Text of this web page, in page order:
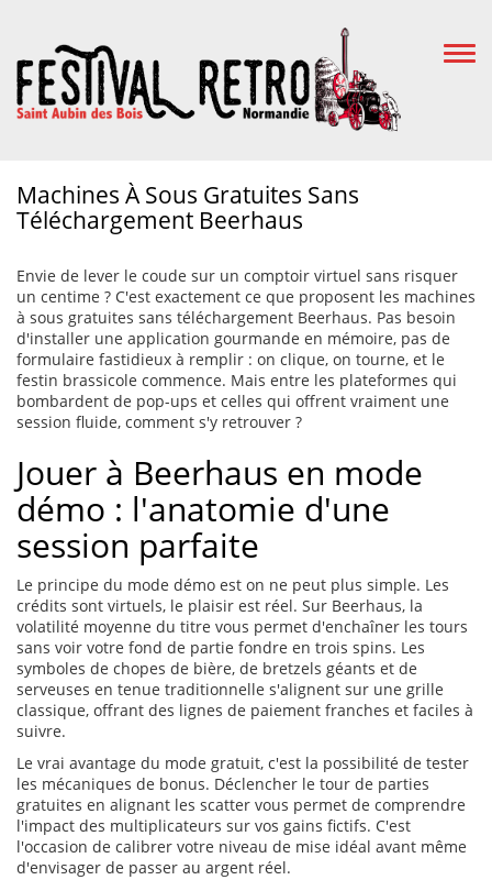
Machines À Sous Gratuites Sans
Téléchargement Beerhaus
Envie de lever le coude sur un comptoir virtuel sans risquer
un centime ? C'est exactement ce que proposent les machines
à sous gratuites sans téléchargement Beerhaus. Pas besoin
d'installer une application gourmande en mémoire, pas de
formulaire fastidieux à remplir : on clique, on tourne, et le
festin brassicole commence. Mais entre les plateformes qui
bombardent de pop-ups et celles qui offrent vraiment une
session fluide, comment s'y retrouver ?
Jouer à Beerhaus en mode
démo : l'anatomie d'une
session parfaite
Le principe du mode démo est on ne peut plus simple. Les
crédits sont virtuels, le plaisir est réel. Sur Beerhaus, la
volatilité moyenne du titre vous permet d'enchaîner les tours
sans voir votre fond de partie fondre en trois spins. Les
symboles de chopes de bière, de bretzels géants et de
serveuses en tenue traditionnelle s'alignent sur une grille
classique, offrant des lignes de paiement franches et faciles à
suivre.
Le vrai avantage du mode gratuit, c'est la possibilité de tester
les mécaniques de bonus. Déclencher le tour de parties
gratuites en alignant les scatter vous permet de comprendre
l'impact des multiplicateurs sur vos gains fictifs. C'est
l'occasion de calibrer votre niveau de mise idéal avant même
d'envisager de passer au argent réel.